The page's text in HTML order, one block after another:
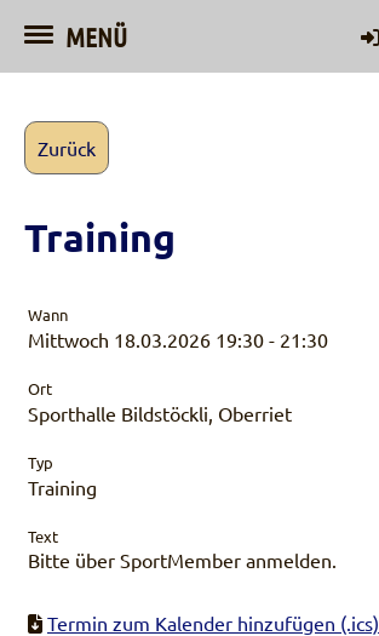
MENÜ
Zurück
Training
Wann
Mittwoch 18.03.2026 19:30 - 21:30
Ort
Sporthalle Bildstöckli, Oberriet
Typ
Training
Text
Bitte über SportMember anmelden.
Termin zum Kalender hinzufügen (.ics)